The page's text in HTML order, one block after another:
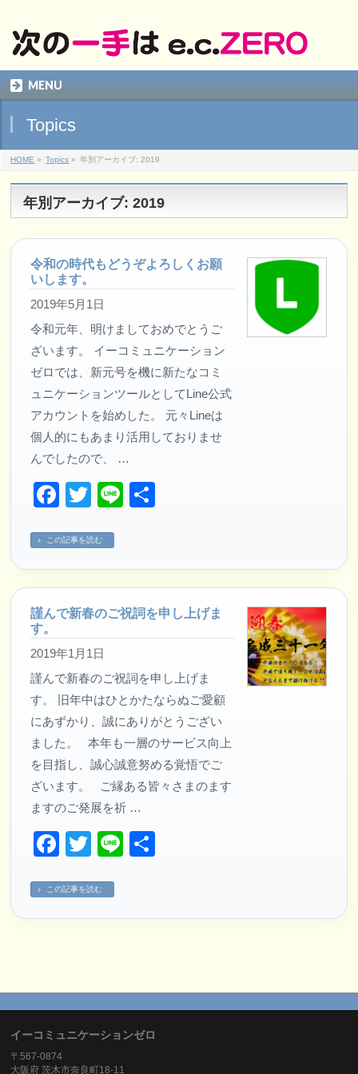
MENU
Topics
HOME » Topics » 年別アーカイブ: 2019
年別アーカイブ: 2019
令和の時代もどうぞよろしくお願
いします。
2019年5月1日
令和元年、明けましておめでとうご
ざいます。 イーコミュニケーション
ゼロでは、新元号を機に新たなコミ
ュニケーションツールとしてLine公式
アカウントを始めした。 元々Lineは
個人的にもあまり活用しておりませ
んでしたので、 …
Facebook
Twitter
Line
この記事を読む
謹んで新春のご祝詞を申し上げま
す。
2019年1月1日
謹んで新春のご祝詞を申し上げま
す。 旧年中はひとかたならぬご愛顧
にあずかり、誠にありがとうござい
ました。 本年も一層のサービス向上
を目指し、誠心誠意努める覚悟でご
ざいます。 ご縁ある皆々さまのます
ますのご発展を祈 …
Facebook
Twitter
Line
この記事を読む
イーコミュニケーションゼロ
〒567-0874
大阪府 茨木市奈良町18-11